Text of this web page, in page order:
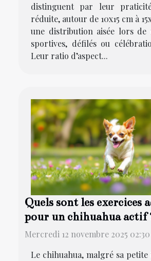
distinguent par leur
réduite, autour de 10x15 cm à
une distribution aisée lors de
sportives, défilés ou
Leur ratio d’aspect...
Quels sont les exercices
pour un chihuahua actif
Mercredi 12 novembre 2025 02:30
Le chihuahua, malgré sa